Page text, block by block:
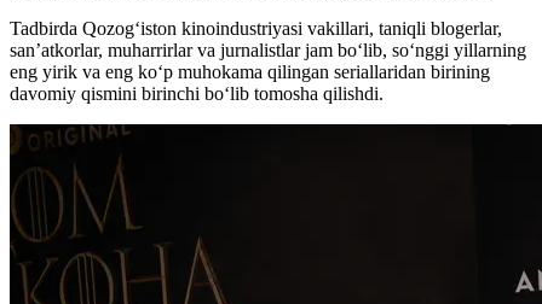
Tadbirda Qozog‘iston kinoindustriyasi vakillari, taniqli blogerlar,
san’atkorlar, muharrirlar va jurnalistlar jam bo‘lib, so‘nggi yillarning
eng yirik va eng ko‘p muhokama qilingan seriallaridan birining
davomiy qismini birinchi bo‘lib tomosha qilishdi.